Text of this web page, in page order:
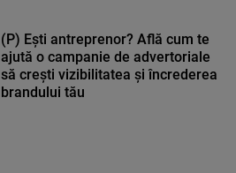
(P) Ești antreprenor? Află cum te
ajută o campanie de advertoriale
să crești vizibilitatea și încrederea
brandului tău